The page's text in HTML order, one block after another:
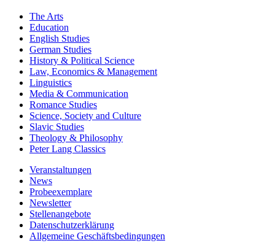
The Arts
Education
English Studies
German Studies
History & Political Science
Law, Economics & Management
Linguistics
Media & Communication
Romance Studies
Science, Society and Culture
Slavic Studies
Theology & Philosophy
Peter Lang Classics
Veranstaltungen
News
Probeexemplare
Newsletter
Stellenangebote
Datenschutzerklärung
Allgemeine Geschäftsbedingungen